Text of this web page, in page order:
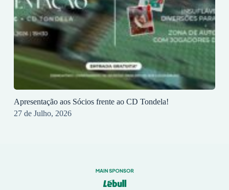
Apresentação aos Sócios frente ao CD Tondela!
27 de Julho, 2026